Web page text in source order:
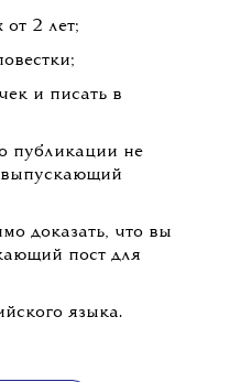
2 лет;
и писать в
публикации не
выпускающий
доказать, что вы
пост для
языка.